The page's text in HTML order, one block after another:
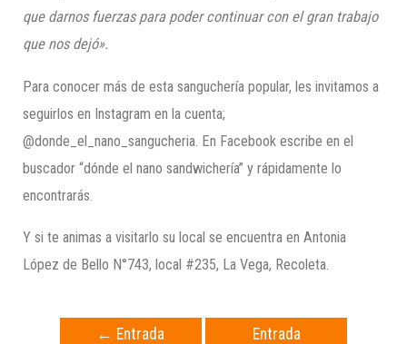
que darnos fuerzas para poder continuar con el gran trabajo
que nos dejó».
Para conocer más de esta sanguchería popular, les invitamos a
seguirlos en Instagram en la cuenta;
@donde_el_nano_sangucheria. En Facebook escribe en el
buscador “dónde el nano sandwichería” y rápidamente lo
encontrarás.
Y si te animas a visitarlo su local se encuentra en Antonia
López de Bello N°743, local #235, La Vega, Recoleta.
← Entrada Entrada